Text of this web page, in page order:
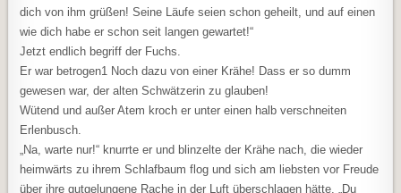
dich von ihm grüßen! Seine Läufe seien schon geheilt, und auf einen
wie dich habe er schon seit langen gewartet!“
Jetzt endlich begriff der Fuchs.
Er war betrogen1 Noch dazu von einer Krähe! Dass er so dumm
gewesen war, der alten Schwätzerin zu glauben!
Wütend und außer Atem kroch er unter einen halb verschneiten
Erlenbusch.
„Na, warte nur!“ knurrte er und blinzelte der Krähe nach, die wieder
heimwärts zu ihrem Schlafbaum flog und sich am liebsten vor Freude
über ihre gutgelungene Rache in der Luft überschlagen hätte. „Du